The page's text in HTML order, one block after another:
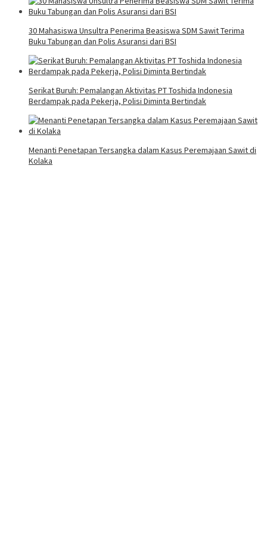
30 Mahasiswa Unsultra Penerima Beasiswa SDM Sawit Terima
Buku Tabungan dan Polis Asuransi dari BSI
Serikat Buruh: Pemalangan Aktivitas PT Toshida Indonesia
Berdampak pada Pekerja, Polisi Diminta Bertindak
Menanti Penetapan Tersangka dalam Kasus Peremajaan Sawit di
Kolaka